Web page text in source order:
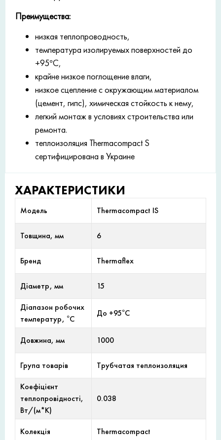
Преимущества:
низкая теплопроводность,
температура изолируемых поверхностей до
+95°С,
крайне низкое поглощение влаги,
низкое сцепление с окружающим материалом
(цемент, гипс), химическая стойкость к нему,
легкий монтаж в условиях строительства или
ремонта.
теплоизоляция Thermacompact S
сертифицирована в Украине
ХАРАКТЕРИСТИКИ
Модель Thermacompact IS
Товщина, мм 6
Бренд Thermaflex
Діаметр, мм 15
Діапазон робочих
температур, °С
До +95°С
Довжина, мм 1000
Група товарів Трубчатая теплоизоляция
Коефіцієнт
теплопровідності,
Вт/(м*К)
0.038
Колекція Thermacompact